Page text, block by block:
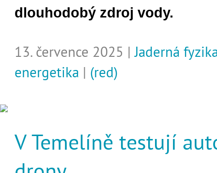
dlouhodobý zdroj vody.
13. července 2025 |Jaderná
energetika | (red)
V Temelíně testují